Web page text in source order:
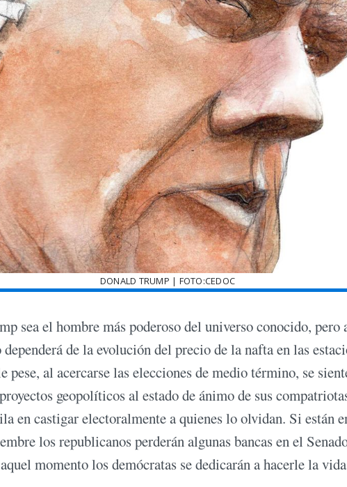
DONALD TRUMP | FOTO:CEDOC
sea el hombre más poderoso del universo conocido,
de la evolución del precio de la nafta en las
pese, al acercarse las elecciones de medio término, se
geopolíticos al estado de ánimo de sus
en castigar electoralmente a quienes lo olvidan. Si están
los republicanos perderán algunas bancas en el
momento los demócratas se dedicarán a hacerle la